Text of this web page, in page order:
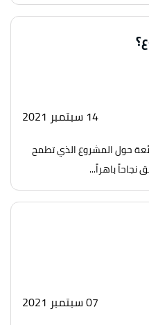
14 سبتمبر 2021
حول المشروع الذي تطمح
باهراً...
07 سبتمبر 2021